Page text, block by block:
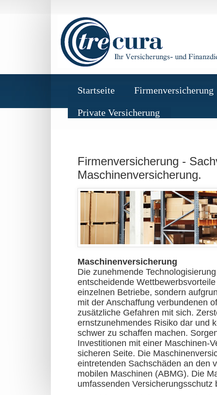
Startseite Firmenversicherung
Private Versicherung
Firmenversicherung -
Maschinenversicherung.
Maschinenversicherung
Die zunehmende
entscheidende
einzelnen Betriebe, sondern
mit der Anschaffung verbundenen
zusätzliche Gefahren mit sich.
ernstzunehmendes Risiko dar und
schwer zu schaffen machen.
Investitionen mit einer Maschinen-
sicheren Seite. Die
eintretenden Sachschäden an den
mobilen Maschinen (ABMG). Die
umfassenden